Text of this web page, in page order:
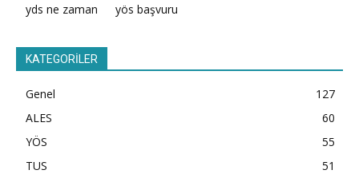
yds ne zaman
yös başvuru
KATEGORİLER
Genel
127
ALES
60
YÖS
55
TUS
51